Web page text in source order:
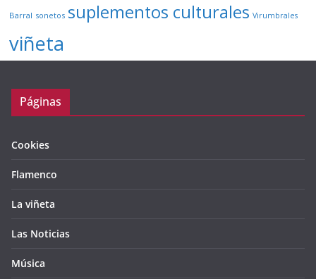
Barral sonetos suplementos culturales Virumbrales
viñeta
Páginas
Cookies
Flamenco
La viñeta
Las Noticias
Música